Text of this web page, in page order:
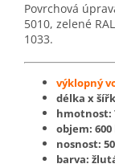
Povrchová
5010, zelené
1033.
výklopný
délka x
hmotnost:
objem:
nosnost:
barva: